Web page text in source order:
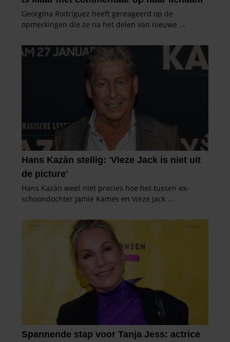
partners voor social media, adverteren en analyse. Deze
partners kunnen deze gegevens combineren met andere
verzameld op basis van uw gebruik van hun services. U
gaat akkoord met onze cookies als u onze website blijft